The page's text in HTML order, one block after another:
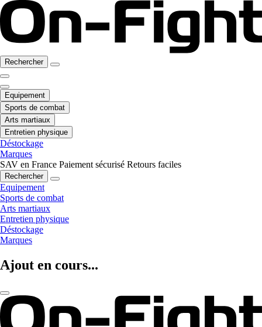
Rechercher
Equipement
Sports de combat
Arts martiaux
Entretien physique
Déstockage
Marques
SAV en France Paiement sécurisé Retours faciles
Rechercher
Equipement
Sports de combat
Arts martiaux
Entretien physique
Déstockage
Marques
Ajout en cours...